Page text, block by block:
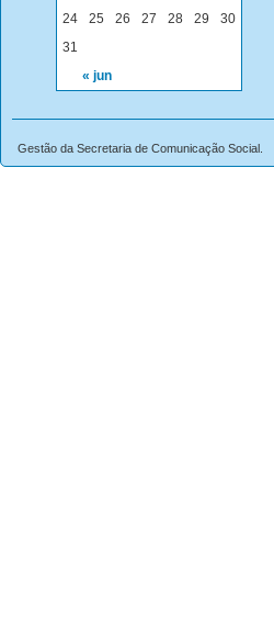
« jun
24
25 26 27 28 29
30
31
Gestão da Secretaria de Comunicação Social.